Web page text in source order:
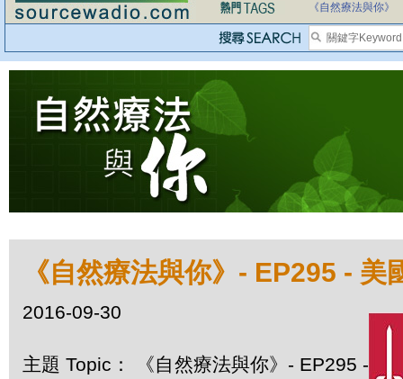
《自然療法與你》
《自然療法與你》- EP295 - 美
2016-09-30
主題 Topic： 《自然療法與你》- EP295 -